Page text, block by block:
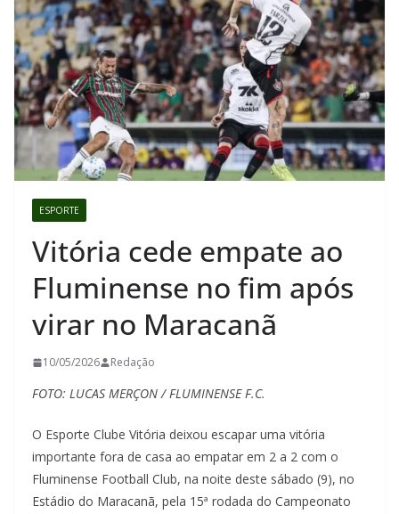
ESPORTE
Vitória cede empate ao
Fluminense no fim após
virar no Maracanã
10/05/2026 Redação
FOTO: LUCAS MERÇON / FLUMINENSE F.C.
O Esporte Clube Vitória deixou escapar uma vitória
importante fora de casa ao empatar em 2 a 2 com o
Fluminense Football Club, na noite deste sábado (9), no
Estádio do Maracanã, pela 15ª rodada do Campeonato